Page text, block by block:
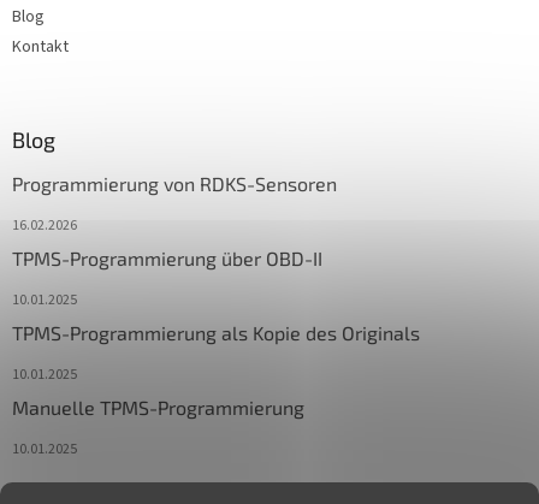
Blog
Kontakt
Blog
Programmierung von RDKS-Sensoren
16.02.2026
TPMS-Programmierung über OBD-II
10.01.2025
TPMS-Programmierung als Kopie des Originals
10.01.2025
Manuelle TPMS-Programmierung
10.01.2025